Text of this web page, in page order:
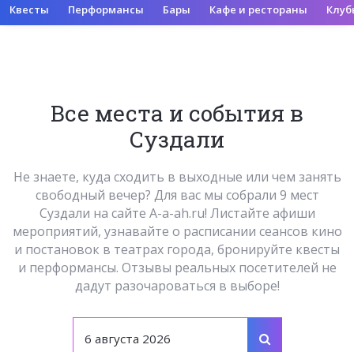
Квесты Перформансы Бары Кафе и рестораны
Все места и события в
Суздали
Не знаете, куда сходить в выходные или чем занять
свободный вечер? Для вас мы собрали 9 мест
Суздали на сайте A-a-ah.ru! Листайте афиши
мероприятий, узнавайте о расписании сеансов кино
и постановок в театрах города, бронируйте квесты
и перформансы. Отзывы реальных посетителей не
дадут разочароваться в выборе!